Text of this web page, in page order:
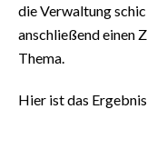
ABBONATI
die Verwaltung
anschließend einen
Thema.
Hier ist das Ergebnis.